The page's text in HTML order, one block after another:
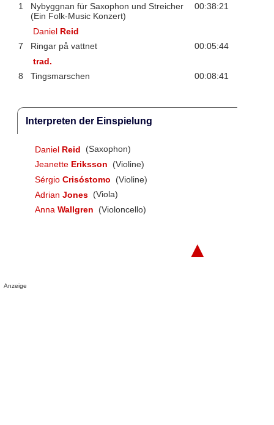
1
Nybyggnan für Saxophon und Streicher
(Ein Folk-Music Konzert)
00:38:21
Daniel Reid
7
Ringar på vattnet
00:05:44
trad.
8
Tingsmarschen 00:08:41
Interpreten der Einspielung
Daniel Reid
(Saxophon)
Jeanette Eriksson
(Violine)
Sérgio Crisóstomo
(Violine)
Adrian Jones (Viola)
Anna Wallgren (Violoncello)
▲
Anzeige